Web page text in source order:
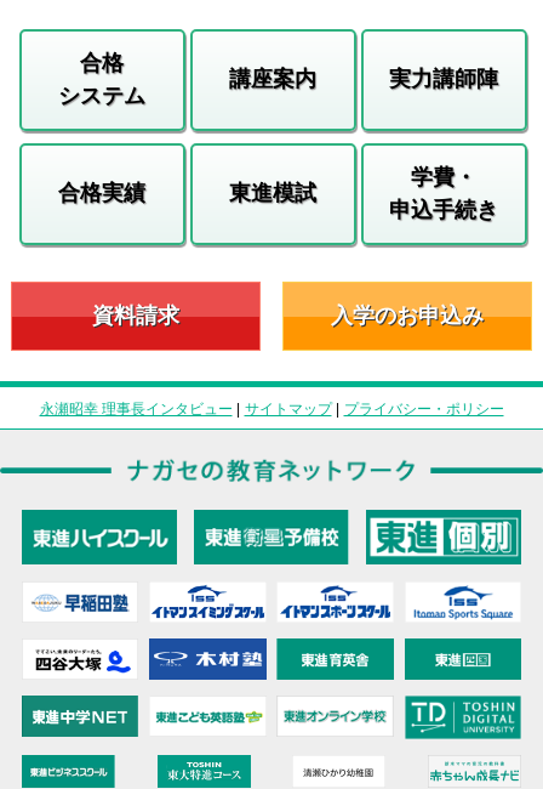
合格
システム
講座案内 実力講師陣
合格実績 東進模試
学費・
申込手続き
資料請求 入学のお申込み
永瀬昭幸 理事長インタビュー | サイトマップ| プライバシー・ポリシー